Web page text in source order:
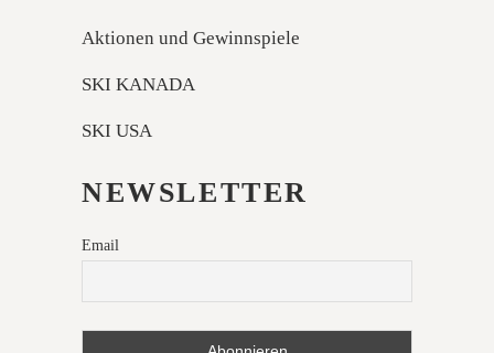
Aktionen und Gewinnspiele
SKI KANADA
SKI USA
NEWSLETTER
Email